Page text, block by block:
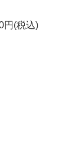
円(税込)